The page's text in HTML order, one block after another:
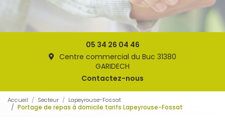
05 34 26 04 46
Centre commercial du Buc 31380
GARIDECH
Contactez-nous
Accueil Secteur
Lapeyrouse-Fossat
Portage de repas à domicile tarifs Lapeyrouse-Fossat